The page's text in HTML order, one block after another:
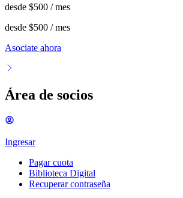
desde $500 / mes
desde $500 / mes
Asociate ahora
Área de socios
Ingresar
Pagar cuota
Biblioteca Digital
Recuperar contraseña